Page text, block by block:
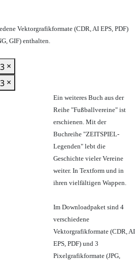
Vektorgrafikformate (CDR, AI EPS, PDF)
GIF) enthalten.
×
×
Ein weiteres Buch aus der
Reihe "Fußballvereine" ist
erschienen. Mit der
Buchreihe "ZEITSPIEL-
Legenden" lebt die
Geschichte vieler Vereine
weiter. In Textform und in
ihren vielfältigen Wappen.
Im Downloadpaket sind 4
verschiedene
Vektorgrafikformate (CDR, AI
EPS, PDF) und 3
Pixelgrafikformate (JPG,